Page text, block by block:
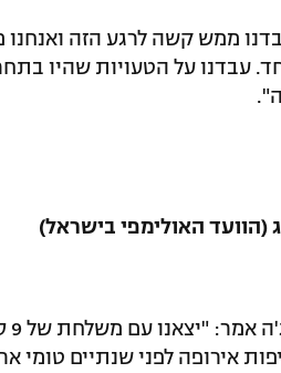
ממש קשה לרגע הזה ואנחנו
עבדנו על הטעויות שהיו
האולימפי בישראל)
אירופה לפני שנתיים טומי